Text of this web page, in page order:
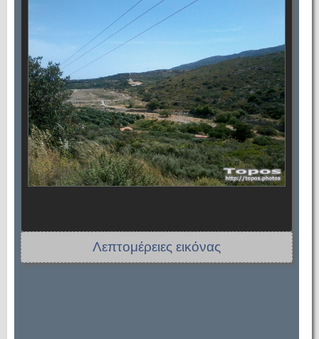
Λεπτομέρειες εικόνας